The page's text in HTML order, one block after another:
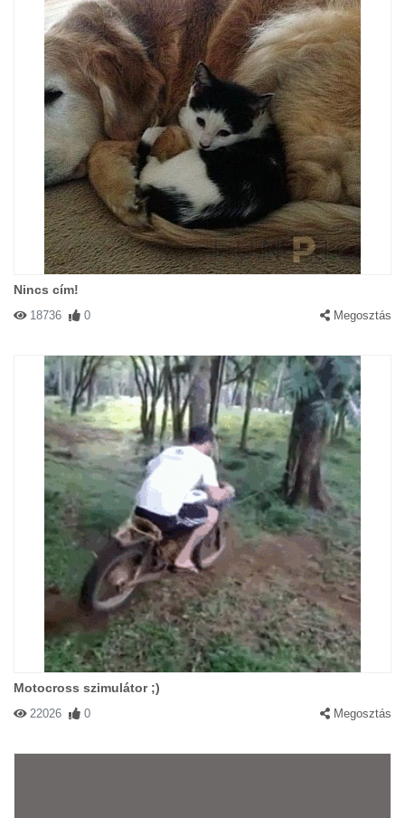
Nincs cím!
18736 0 Megosztás
Motocross szimulátor ;)
22026 0 Megosztás